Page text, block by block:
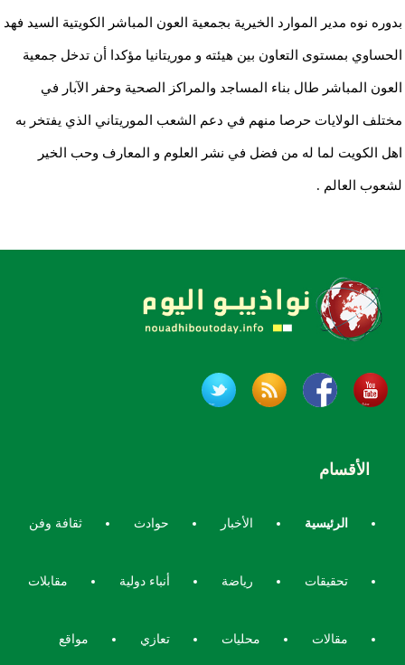
بدوره نوه مدير الموارد الخيرية بجمعية العون المباشر الكويتية السيد فهد
الحساوي بمستوى التعاون بين هيئته و موريتانيا مؤكدا أن تدخل جمعية
العون المباشر طال بناء المساجد والمراكز الصحية وحفر الآبار في
مختلف الولايات حرصا منهم في دعم الشعب الموريتاني الذي يفتخر به
اهل الكويت لما له من فضل في نشر العلوم و المعارف وحب الخير
لشعوب العالم .
الأقسام
الرئيسية الأخبار حوادث ثقافة وفن
تحقيقات رياضة أنباء دولية مقابلات
مقالات محليات تعازي مواقع